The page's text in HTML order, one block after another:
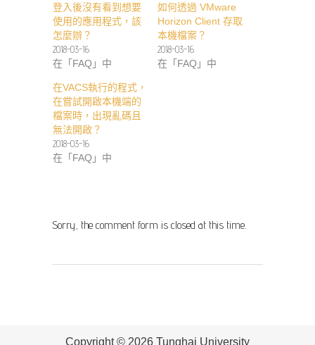
開
啟)
登入後沒有看到想要
使用的應用程式，該
怎麼辦？
2018-03-16
在「FAQ」中
如何透過 VMware
Horizon Client 存取
本機檔案？
2018-03-16
在「FAQ」中
在VACS執行的程式，
在嘗試開啟本機端的
檔案時，出現亂碼且
無法開啟？
2018-03-16
在「FAQ」中
Sorry, the comment form is closed at this time.
Copyright © 2026 Tunghai University